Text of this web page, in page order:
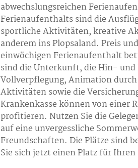
abwechslungsreichen
Ferienaufenthalts sind die
sportliche Aktivitäten, kreative
anderem ins Plopsaland. Preis
einwöchigen Ferienaufenthalt
sind die Unterkunft, die Hin- und
Vollverpflegung, Animation
Aktivitäten sowie die
Krankenkasse können von einer
profitieren. Nutzen Sie die
auf eine unvergessliche
Freundschaften. Die Plätze sind
Sie sich jetzt einen Platz für